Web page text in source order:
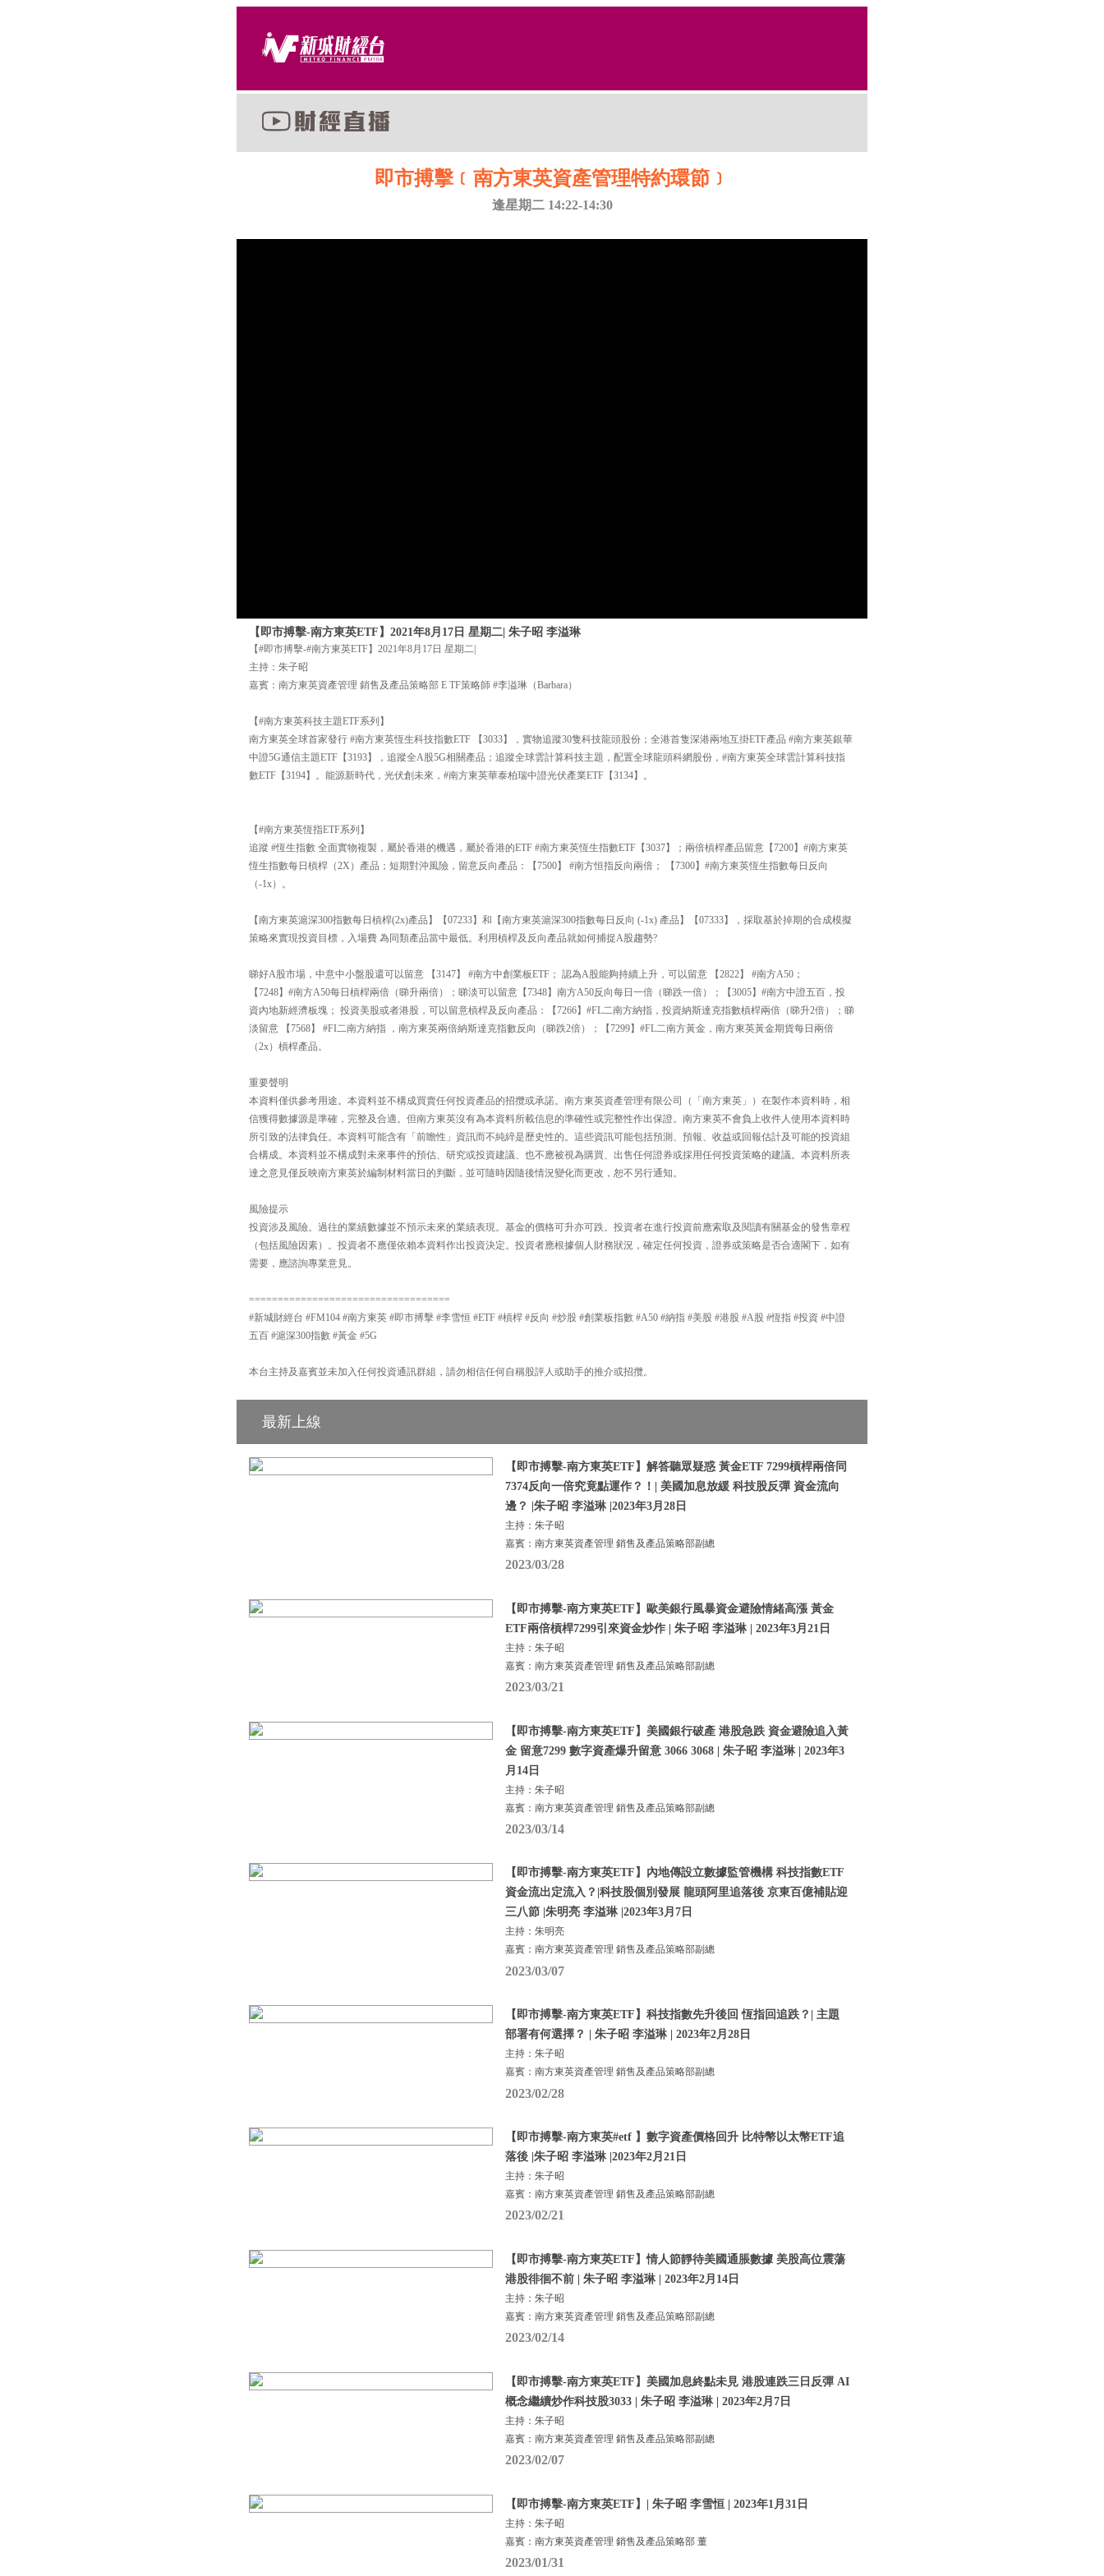
即市搏擊﹝南方東英資產管理特約環節﹞
逢星期二 14:22-14:30
【即市搏擊-南方東英ETF】2021年8月17日 星期二| 朱子昭 李溢琳
【#即市搏擊-#南方東英ETF】2021年8月17日 星期二|
主持：朱子昭
嘉賓：南方東英資產管理 銷售及產品策略部 E TF策略師 #李溢琳（Barbara）
【#南方東英科技主題ETF系列】
南方東英全球首家發行 #南方東英恆生科技指數ETF 【3033】，實物追蹤30隻科技龍頭股份；全港首隻深港兩地互掛ETF產品 #南方東英銀華
中證5G通信主題ETF【3193】，追蹤全A股5G相關產品；追蹤全球雲計算科技主題，配置全球龍頭科網股份，#南方東英全球雲計算科技指
數ETF【3194】。能源新時代，光伏創未來，#南方東英華泰柏瑞中證光伏產業ETF【3134】。
【#南方東英恆指ETF系列】
追蹤 #恆生指數 全面實物複製，屬於香港的機遇，屬於香港的ETF #南方東英恆生指數ETF【3037】；兩倍槓桿產品留意【7200】#南方東英
恆生指數每日槓桿（2X）產品；短期對沖風險，留意反向產品：【7500】 #南方恒指反向兩倍； 【7300】#南方東英恆生指數每日反向
（-1x）。
【南方東英滬深300指數每日槓桿(2x)產品】【07233】和【南方東英滬深300指數每日反向 (-1x) 產品】【07333】，採取基於掉期的合成模擬
策略來實現投資目標，入場費 為同類產品當中最低。利用槓桿及反向產品就如何捕捉A股趨勢?
睇好A股市場，中意中小盤股還可以留意 【3147】 #南方中創業板ETF； 認為A股能夠持續上升，可以留意 【2822】 #南方A50；
【7248】#南方A50每日槓桿兩倍（睇升兩倍）；睇淡可以留意【7348】南方A50反向每日一倍（睇跌一倍）；【3005】#南方中證五百，投
資內地新經濟板塊； 投資美股或者港股，可以留意槓桿及反向產品：【7266】#FL二南方納指，投資納斯達克指數槓桿兩倍（睇升2倍）；睇
淡留意 【7568】 #FI二南方納指 ，南方東英兩倍納斯達克指數反向（睇跌2倍）；【7299】#FL二南方黃金，南方東英黃金期貨每日兩倍
（2x）槓桿產品。
重要聲明
本資料僅供參考用途。本資料並不構成買賣任何投資產品的招攬或承諾。南方東英資產管理有限公司（「南方東英」）在製作本資料時，相
信獲得數據源是準確，完整及合適。但南方東英沒有為本資料所載信息的準確性或完整性作出保證。南方東英不會負上收件人使用本資料時
所引致的法律負任。本資料可能含有「前瞻性」資訊而不純綷是歷史性的。這些資訊可能包括預測、預報、收益或回報估計及可能的投資組
合構成。本資料並不構成對未來事件的預估、研究或投資建議、也不應被視為購買、出售任何證券或採用任何投資策略的建議。本資料所表
達之意見僅反映南方東英於編制材料當日的判斷，並可隨時因隨後情況變化而更改，恕不另行通知。
風險提示
投資涉及風險。過往的業績數據並不預示未來的業績表現。基金的價格可升亦可跌。投資者在進行投資前應索取及閱讀有關基金的發售章程
（包括風險因素）。投資者不應僅依賴本資料作出投資決定。投資者應根據個人財務狀況，確定任何投資，證券或策略是否合適閣下，如有
需要，應諮詢專業意見。
===================================
#新城財經台 #FM104 #南方東英 #即市搏擊 #李雪恒 #ETF #槓桿 #反向 #炒股 #創業板指數 #A50 #納指 #美股 #港股 #A股 #恆指 #投資 #中證
五百 #滬深300指數 #黃金 #5G
本台主持及嘉賓並未加入任何投資通訊群組，請勿相信任何自稱股評人或助手的推介或招攬。
最新上線
【即市搏擊-南方東英ETF】解答聽眾疑惑 黃金ETF 7299槓桿兩倍同
7374反向一倍究竟點運作？！| 美國加息放緩 科技股反彈 資金流向
邊？ |朱子昭 李溢琳 |2023年3月28日
主持：朱子昭
嘉賓：南方東英資產管理 銷售及產品策略部副總
2023/03/28
【即市搏擊-南方東英ETF】歐美銀行風暴資金避險情緒高漲 黃金
ETF兩倍槓桿7299引來資金炒作 | 朱子昭 李溢琳 | 2023年3月21日
主持：朱子昭
嘉賓：南方東英資產管理 銷售及產品策略部副總
2023/03/21
【即市搏擊-南方東英ETF】美國銀行破產 港股急跌 資金避險追入黃
金 留意7299 數字資產爆升留意 3066 3068 | 朱子昭 李溢琳 | 2023年3
月14日
主持：朱子昭
嘉賓：南方東英資產管理 銷售及產品策略部副總
2023/03/14
【即市搏擊-南方東英ETF】內地傳設立數據監管機構 科技指數ETF
資金流出定流入？|科技股個別發展 龍頭阿里追落後 京東百億補貼迎
三八節 |朱明亮 李溢琳 |2023年3月7日
主持：朱明亮
嘉賓：南方東英資產管理 銷售及產品策略部副總
2023/03/07
【即市搏擊-南方東英ETF】科技指數先升後回 恆指回追跌？| 主題
部署有何選擇？ | 朱子昭 李溢琳 | 2023年2月28日
主持：朱子昭
嘉賓：南方東英資產管理 銷售及產品策略部副總
2023/02/28
【即市搏擊-南方東英#etf 】數字資產價格回升 比特幣以太幣ETF追
落後 |朱子昭 李溢琳 |2023年2月21日
主持：朱子昭
嘉賓：南方東英資產管理 銷售及產品策略部副總
2023/02/21
【即市搏擊-南方東英ETF】情人節靜待美國通脹數據 美股高位震蕩
港股徘徊不前 | 朱子昭 李溢琳 | 2023年2月14日
主持：朱子昭
嘉賓：南方東英資產管理 銷售及產品策略部副總
2023/02/14
【即市搏擊-南方東英ETF】美國加息終點未見 港股連跌三日反彈 AI
概念繼續炒作科技股3033 | 朱子昭 李溢琳 | 2023年2月7日
主持：朱子昭
嘉賓：南方東英資產管理 銷售及產品策略部副總
2023/02/07
【即市搏擊-南方東英ETF】| 朱子昭 李雪恒 | 2023年1月31日
主持：朱子昭
嘉賓：南方東英資產管理 銷售及產品策略部 董
2023/01/31